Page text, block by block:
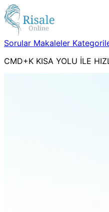
Sorular Makaleler
CMD+K KISA YOLU İLE